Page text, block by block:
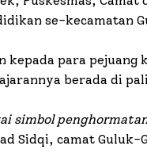
se-kecamatan
kepada para
berada di
simbol
Sidqi, camat Guluk-